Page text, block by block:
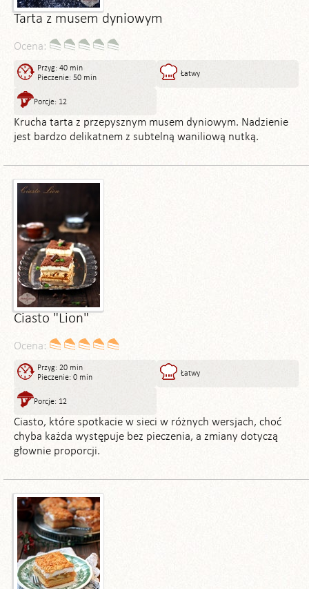
Tarta z musem dyniowym
Ocena:
Przyg: 40 min
Pieczenie: 50 min
Łatwy
Porcje: 12
Krucha tarta z przepysznym musem dyniowym. Nadzienie
jest bardzo delikatnem z subtelną waniliową nutką.
Ciasto "Lion"
Ocena:
Przyg: 20 min
Pieczenie: 0 min
Łatwy
Porcje: 12
Ciasto, które spotkacie w sieci w różnych wersjach, choć
chyba każda występuje bez pieczenia, a zmiany dotyczą
głownie proporcji.